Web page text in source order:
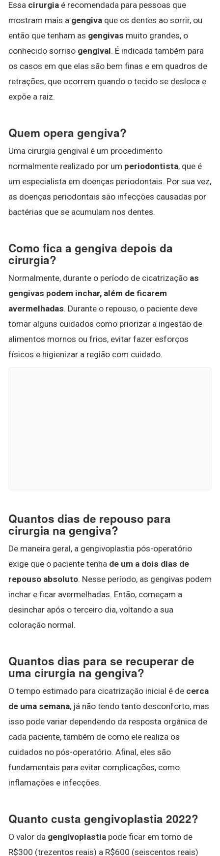
Essa cirurgia é recomendada para pessoas que
mostram mais a gengiva que os dentes ao sorrir, ou
então que tenham as gengivas muito grandes, o
conhecido sorriso gengival. É indicada também para
os casos em que elas são bem finas e em quadros de
retrações, que ocorrem quando o tecido se desloca e
expõe a raiz.
Quem opera gengiva?
Uma cirurgia gengival é um procedimento
normalmente realizado por um periodontista, que é
um especialista em doenças periodontais. Por sua vez,
as doenças periodontais são infecções causadas por
bactérias que se acumulam nos dentes.
Como fica a gengiva depois da
cirurgia?
Normalmente, durante o período de cicatrização as
gengivas podem inchar, além de ficarem
avermelhadas. Durante o repouso, o paciente deve
tomar alguns cuidados como priorizar a ingestão de
alimentos mornos ou frios, evitar fazer esforços
físicos e higienizar a região com cuidado.
Quantos dias de repouso para
cirurgia na gengiva?
De maneira geral, a gengivoplastia pós-operatório
exige que o paciente tenha de um a dois dias de
repouso absoluto. Nesse período, as gengivas podem
inchar e ficar avermelhadas. Então, começam a
desinchar após o terceiro dia, voltando a sua
coloração normal.
Quantos dias para se recuperar de
uma cirurgia na gengiva?
O tempo estimado para cicatrização inicial é de cerca
de uma semana, já não tendo tanto desconforto, mas
isso pode variar dependendo da resposta orgânica de
cada paciente, também de como ele realiza os
cuidados no pós-operatório. Afinal, eles são
fundamentais para evitar complicações, como
inflamações e infecções.
Quanto custa gengivoplastia 2022?
O valor da gengivoplastia pode ficar em torno de
R$300 (trezentos reais) a R$600 (seiscentos reais)